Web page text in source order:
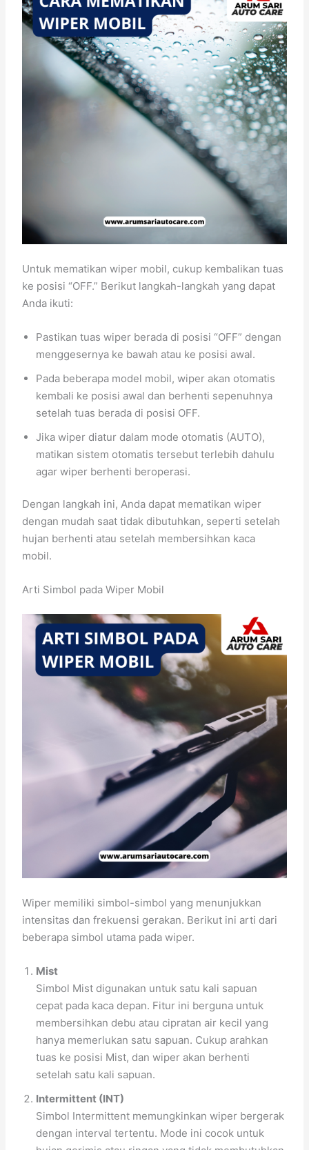
Untuk mematikan wiper mobil, cukup kembalikan tuas
ke posisi “OFF.” Berikut langkah-langkah yang dapat
Anda ikuti:
Pastikan tuas wiper berada di posisi “OFF” dengan
menggesernya ke bawah atau ke posisi awal.
Pada beberapa model mobil, wiper akan otomatis
kembali ke posisi awal dan berhenti sepenuhnya
setelah tuas berada di posisi OFF.
Jika wiper diatur dalam mode otomatis (AUTO),
matikan sistem otomatis tersebut terlebih dahulu
agar wiper berhenti beroperasi.
Dengan langkah ini, Anda dapat mematikan wiper
dengan mudah saat tidak dibutuhkan, seperti setelah
hujan berhenti atau setelah membersihkan kaca
mobil.
Arti Simbol pada Wiper Mobil
Wiper memiliki simbol-simbol yang menunjukkan
intensitas dan frekuensi gerakan. Berikut ini arti dari
beberapa simbol utama pada wiper.
Mist
Simbol Mist digunakan untuk satu kali sapuan
cepat pada kaca depan. Fitur ini berguna untuk
membersihkan debu atau cipratan air kecil yang
hanya memerlukan satu sapuan. Cukup arahkan
tuas ke posisi Mist, dan wiper akan berhenti
setelah satu kali sapuan.
Intermittent (INT)
Simbol Intermittent memungkinkan wiper bergerak
dengan interval tertentu. Mode ini cocok untuk